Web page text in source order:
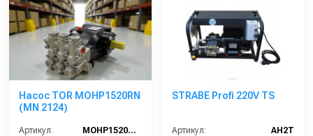
Насос TOR MOHP1520RN
(MN 2124)
Артикул:
MOHP1520RN (MN 2124)
STRABE Profi 220V TS
Артикул:
AH2T